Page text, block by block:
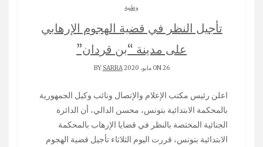
وطنية
تأجيل النظر في قضية الهجوم الإرهابي
على مدينة “بن قردان”
ON 26 مايو، 2020 BY SARRA
اعلن رئيس مكتب الإعلام والإتصال ونائب وكيل الجمهورية
بالمحكمة الابتدائية بتونس، محسن الدالي، أن الدائرة
الجنائية المختصة بالنظر في قضايا الإرهاب بالمحكمة
الابتدائية بتونس، قررت اليوم الثلاثاء تأجيل قضية الهجوم